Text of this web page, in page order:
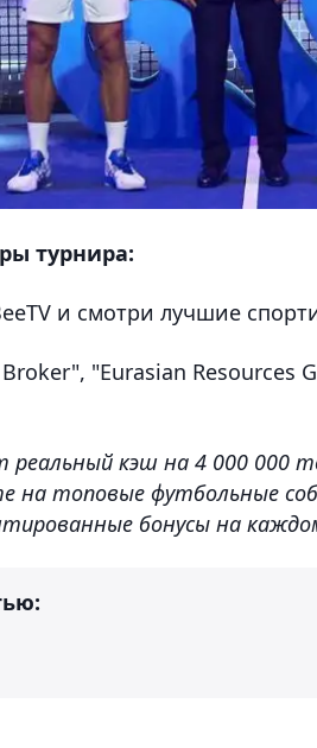
турнира:
и смотри лучшие
"Eurasian Resources
реальный кэш на 4 000 000
на топовые футбольные
бонусы на